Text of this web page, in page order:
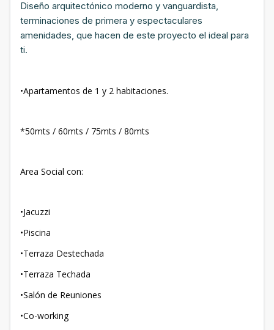
Diseño arquitectónico moderno y vanguardista,
terminaciones de primera y espectaculares
amenidades, que hacen de este proyecto el ideal para
ti.
•Apartamentos de 1 y 2 habitaciones.
*50mts / 60mts / 75mts / 80mts
Area Social con:
•Jacuzzi
•Piscina
•Terraza Destechada
•Terraza Techada
•Salón de Reuniones
•Co-working